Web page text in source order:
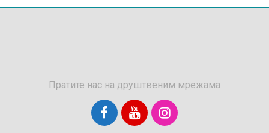
Пратите нас на друштвеним мрежама